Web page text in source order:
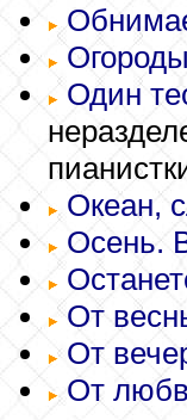
Один
Океан,
Осень.
От
От
От